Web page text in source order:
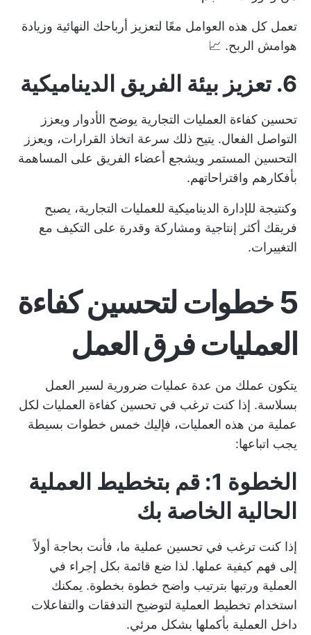
تعمل كل هذه العوامل معًا لتعزيز أرباحك النهائية وزيادة
هوامش الربح. 📈
6. تعزيز بيئة الفريق الديناميكية
تحسين كفاءة العمليات التجارية يوضح الأدوار ويعزز
التواصل الفعال. يتيح ذلك سرعة اتخاذ القرارات، ويعزز
التحسين المستمر ويشجع أعضاء الفريق على المساهمة
بأفكارهم واقتراحاتهم.
وكنتيجة للإدارة الديناميكية للعمليات التجارية، يصبح
فريقك أكثر إنتاجية ومشاركة وقدرة على التكيف مع
التغييرات.
5 خطوات لتحسين كفاءة
العمليات فرق العمل
يتكون عملك من عدة عمليات ضرورية لسير العمل
بسلاسة. إذا كنت ترغب في تحسين كفاءة العمليات لكل
عملية من هذه العمليات، فإليك خمس خطوات بسيطة
يجب اتباعها:
الخطوة 1: قم بتخطيط العملية
الحالية الخاصة بك
إذا كنت ترغب في تحسين عملية ما، فأنت بحاجة أولاً
إلى فهم كيفية عملها. لذا ضع قائمة بكل إجراء في
العملية ورتبها بترتيب واضح خطوة بخطوة. يمكنك
استخدام تخطيط العملية لتوضيح التدفقات والتفاعلات
داخل العملية بأكملها بشكل مرئي.